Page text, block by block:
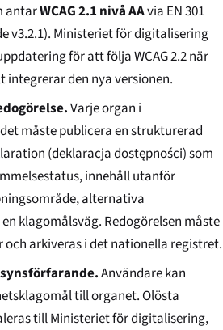
antarWCAG 2.1 nivå AAvia EN 301
v3.2.1). Ministeriet för digitalisering
för att följa WCAG 2.2 när
integrerar den nya versionen.
Varje organ i
måste publicera en strukturerad
(deklaracja dostępności) som
innehåll utanför
alternativa
klagomålsväg. Redogörelsen måste
och arkiveras i det nationella registret.
Användare kan
till organet. Olösta
till Ministeriet för digitalisering,